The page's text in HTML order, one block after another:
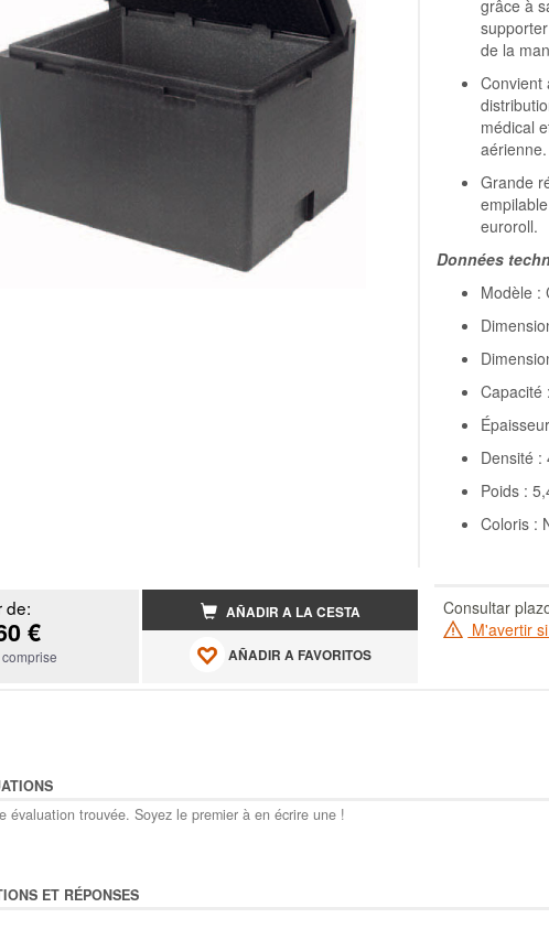
grâce à
de la
Convient
médical
aérienne.
Grande
euroroll.
Données
Modèle :
Capacité
Densité :
Poids :
Coloris :
de:
€
AÑADIR A LA CESTA
AÑADIR A FAVORITOS
Consultar
M'avertir
évaluation trouvée. Soyez le premier à en écrire une !
ET RÉPONSES